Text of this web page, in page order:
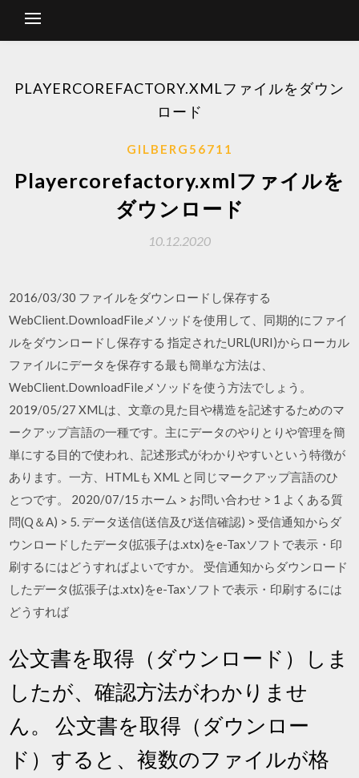
PLAYERCOREFACTORY.XMLファイルをダウン
ロード
GILBERG56711
Playercorefactory.xmlファイルを
ダウンロード
10.12.2020
2016/03/30 ファイルをダウンロードし保存する
WebClient.DownloadFileメソッドを使用して、同期的にファイ
ルをダウンロードし保存する 指定されたURL(URI)からローカル
ファイルにデータを保存する最も簡単な方法は、
WebClient.DownloadFileメソッドを使う方法でしょう。
2019/05/27 XMLは、文章の見た目や構造を記述するためのマ
ークアップ言語の一種です。主にデータのやりとりや管理を簡
単にする目的で使われ、記述形式がわかりやすいという特徴が
あります。一方、HTMLも XML と同じマークアップ言語のひ
とつです。 2020/07/15 ホーム > お問い合わせ > 1 よくある質
問(Q＆A) > 5. データ送信(送信及び送信確認) > 受信通知からダ
ウンロードしたデータ(拡張子は.xtx)をe-Taxソフトで表示・印
刷するにはどうすればよいですか。 受信通知からダウンロード
したデータ(拡張子は.xtx)をe-Taxソフトで表示・印刷するには
どうすれば
公文書を取得（ダウンロード）しま
したが、確認方法がわかりませ
ん。 公文書を取得（ダウンロー
ド）すると、複数のファイルが格